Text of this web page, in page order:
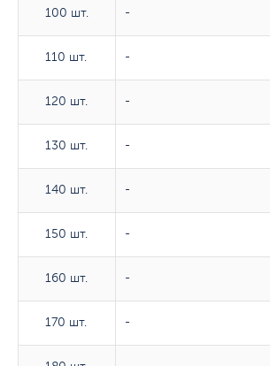
100 шт.
110 шт.
120 шт.
130 шт.
140 шт.
150 шт.
160 шт.
170 шт.
100 шт. -
110 шт. -
120 шт. -
130 шт. -
140 шт. -
150 шт. -
160 шт. -
170 шт. -